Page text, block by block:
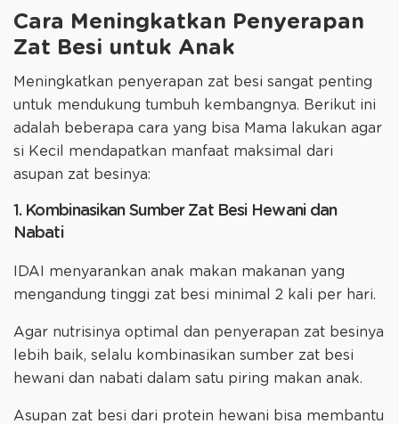
Cara Meningkatkan Penyerapan
Zat Besi untuk Anak
Meningkatkan penyerapan zat besi sangat penting
untuk mendukung tumbuh kembangnya. Berikut ini
adalah beberapa cara yang bisa Mama lakukan agar
si Kecil mendapatkan manfaat maksimal dari
asupan zat besinya:
1. Kombinasikan Sumber Zat Besi Hewani dan
Nabati
IDAI menyarankan anak makan makanan yang
mengandung tinggi zat besi minimal 2 kali per hari.
Agar nutrisinya optimal dan penyerapan zat besinya
lebih baik, selalu kombinasikan sumber zat besi
hewani dan nabati dalam satu piring makan anak.
Asupan zat besi dari protein hewani bisa membantu